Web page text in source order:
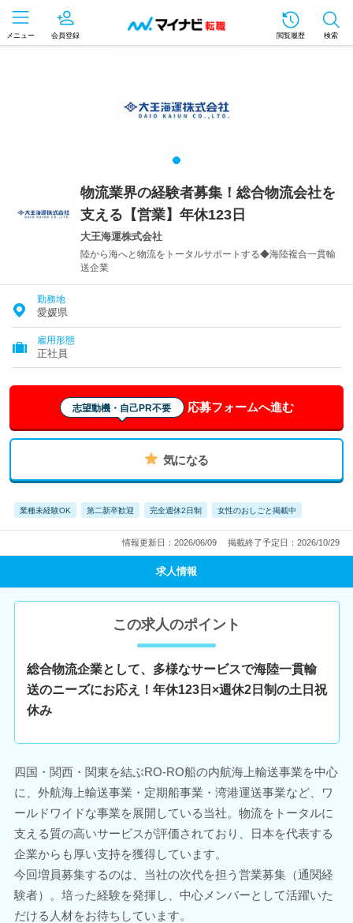
メニュー 会員登録 閲覧履歴 検索
物流業界の経験者募集！総合物流会社を
支える【営業】年休123日
大王海運株式会社
陸から海へと物流をトータルサポートする◆海陸複合一貫輸
送企業
勤務地
愛媛県
雇用形態
正社員
志望動機・自己PR不要 応募フォームへ進む
気になる
業種未経験OK 第二新卒歓迎 完全週休2日制 女性のおしごと掲載中
情報更新日：2026/06/09 掲載終了予定日：2026/10/29
求人情報
この求人のポイント
総合物流企業として、多様なサービスで海陸一貫輸
送のニーズにお応え！年休123日×週休2日制の土日祝
休み
四国・関西・関東を結ぶRO-RO船の内航海上輸送事業を中心
に、外航海上輸送事業・定期船事業・湾港運送事業など、ワ
ールドワイドな事業を展開している当社。物流をトータルに
支える質の高いサービスが評価されており、日本を代表する
企業からも厚い支持を獲得しています。
今回増員募集するのは、当社の次代を担う営業募集（通関経
験者）。培った経験を発揮し、中心メンバーとして活躍いた
だける人材をお待ちしています。